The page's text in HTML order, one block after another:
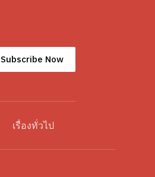
Subscribe Now
เรื่องทั่วไป